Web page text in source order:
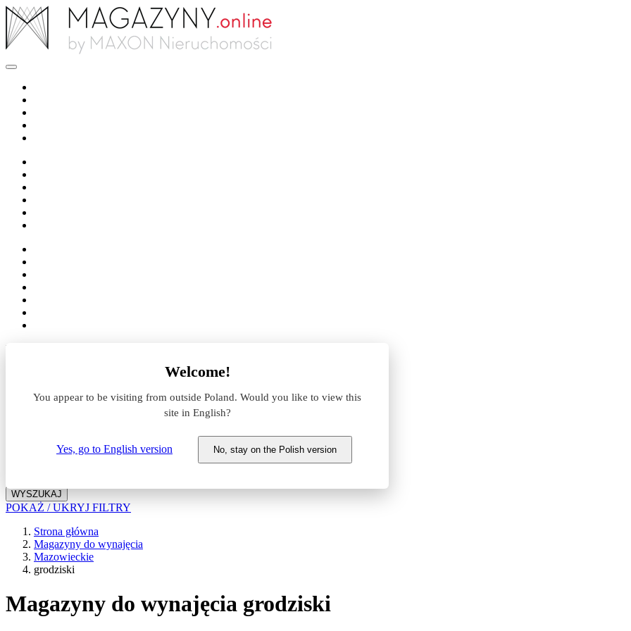
Welcome!
You appear to be visiting from outside Poland. Would you like to view this
site in English?
Yes, go to English version No, stay on the Polish version
Lokalizacja
Nazwa magazynu
WYSZUKAJ
POKAŻ / UKRYJ FILTRY
Strona główna
Magazyny do wynajęcia
Mazowieckie
grodziski
Magazyny do wynajęcia grodziski